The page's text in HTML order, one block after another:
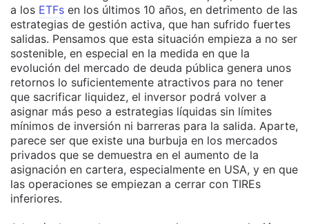
a los ETFs en los últimos 10 años, en detrimento de las
estrategias de gestión activa, que han sufrido fuertes
salidas. Pensamos que esta situación empieza a no ser
sostenible, en especial en la medida en que la
evolución del mercado de deuda pública genera unos
retornos lo suficientemente atractivos para no tener
que sacrificar liquidez, el inversor podrá volver a
asignar más peso a estrategias líquidas sin límites
mínimos de inversión ni barreras para la salida. Aparte,
parece ser que existe una burbuja en los mercados
privados que se demuestra en el aumento de la
asignación en cartera, especialmente en USA, y en que
las operaciones se empiezan a cerrar con TIREs
inferiores.